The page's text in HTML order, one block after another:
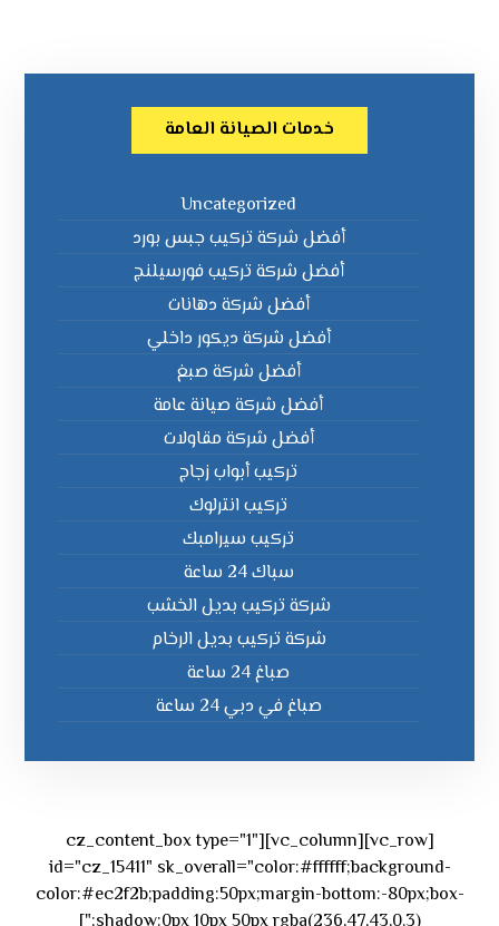
خدمات الصيانة العامة
Uncategorized
أفضل شركة تركيب جبس بورد
أفضل شركة تركيب فورسيلنج
أفضل شركة دهانات
أفضل شركة ديكور داخلي
أفضل شركة صبغ
أفضل شركة صيانة عامة
أفضل شركة مقاولات
تركيب أبواب زجاج
تركيب انترلوك
تركيب سيرامبك
سباك 24 ساعة
شركة تركيب بديل الخشب
شركة تركيب بديل الرخام
صباغ 24 ساعة
صباغ في دبي 24 ساعة
[vc_row][vc_column][cz_content_box type="1"
id="cz_15411" sk_overall="color:#ffffff;background-
color:#ec2f2b;padding:50px;margin-bottom:-80px;box-